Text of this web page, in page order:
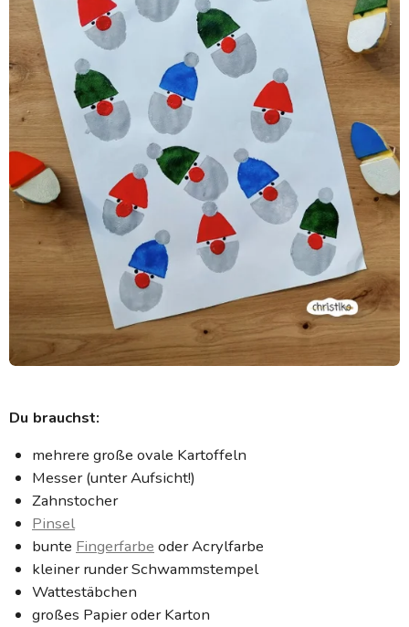
Du brauchst:
mehrere große ovale Kartoffeln
Messer (unter Aufsicht!)
Zahnstocher
Pinsel
bunte Fingerfarbe oder Acrylfarbe
kleiner runder Schwammstempel
Wattestäbchen
großes Papier oder Karton